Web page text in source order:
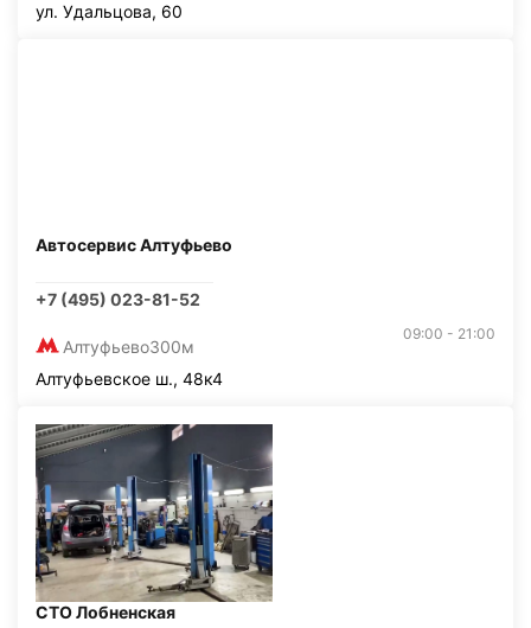
ул. Удальцова, 60
Автосервис Алтуфьево
+7 (495) 023-81-52
Алтуфьево300м
09:00 - 21:00
Алтуфьевское ш., 48к4
СТО Лобненская